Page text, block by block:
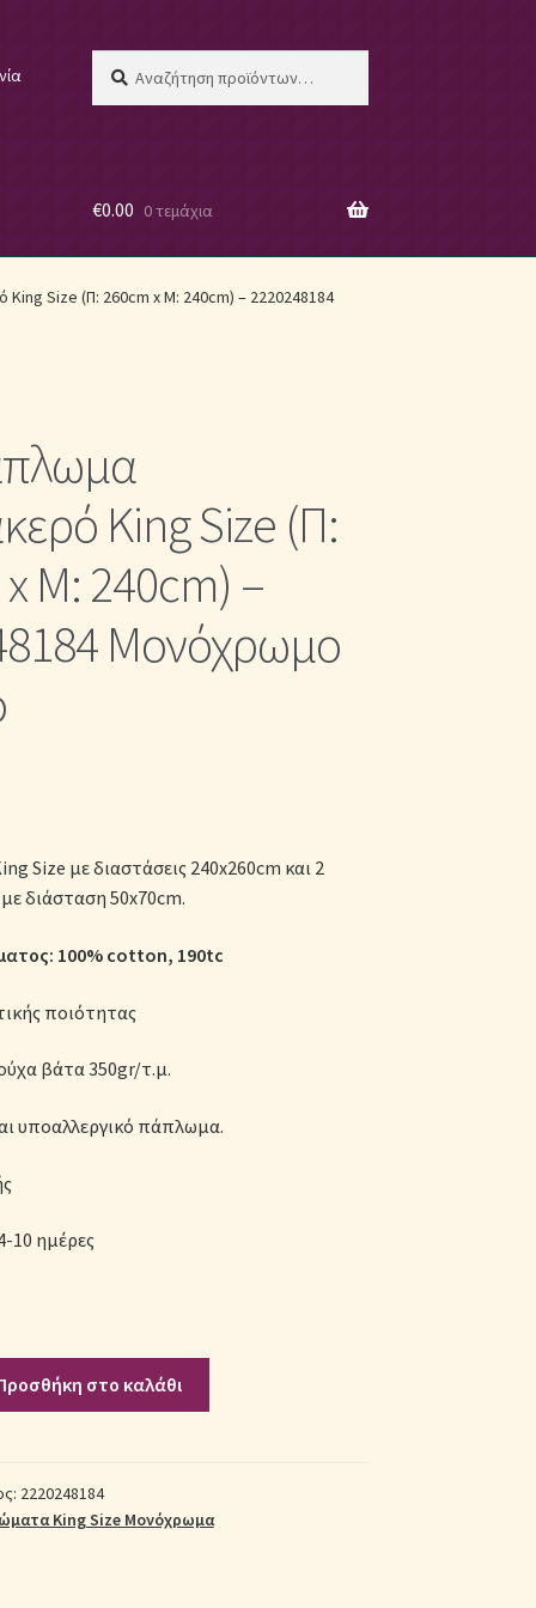
για:
€0.00 0 τεμάχια
Size (Π: 260cm x Μ: 240cm) – 2220248184
King Size (Π:
Μ: 240cm) –
Μονόχρωμο
Size με διαστάσεις 240x260cm και 2
διάσταση 50x70cm.
100% cotton, 190tc
ποιότητας
βάτα 350gr/τ.μ.
υποαλλεργικό πάπλωμα.
10 ημέρες
στο καλάθι
2220248184
King Size Μονόχρωμα